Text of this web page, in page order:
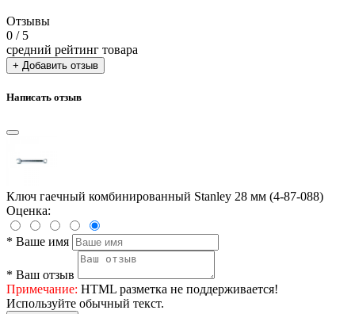
Отзывы
0 / 5
средний рейтинг товара
+ Добавить отзыв
Написать отзыв
Ключ гаечный комбинированный Stanley 28 мм (4-87-088)
Оценка:
* Ваше имя
* Ваш отзыв
Примечание: HTML разметка не поддерживается!
Используйте обычный текст.